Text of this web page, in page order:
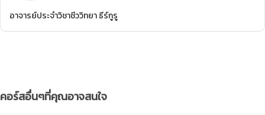
อาจารย์ประจำวิชาชีววิทยา ธีร์กูรู
คอร์สอื่นๆที่คุณอาจสนใจ